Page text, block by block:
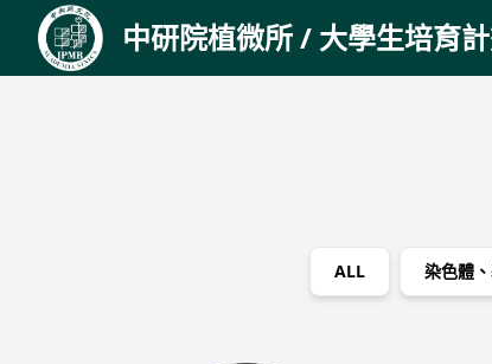
中研院植微所 / 大學生培育
ALL 染色體